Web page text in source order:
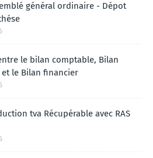
général ordinaire - Dépot
le bilan comptable, Bilan
le Bilan financier
tva Récupérable avec RAS